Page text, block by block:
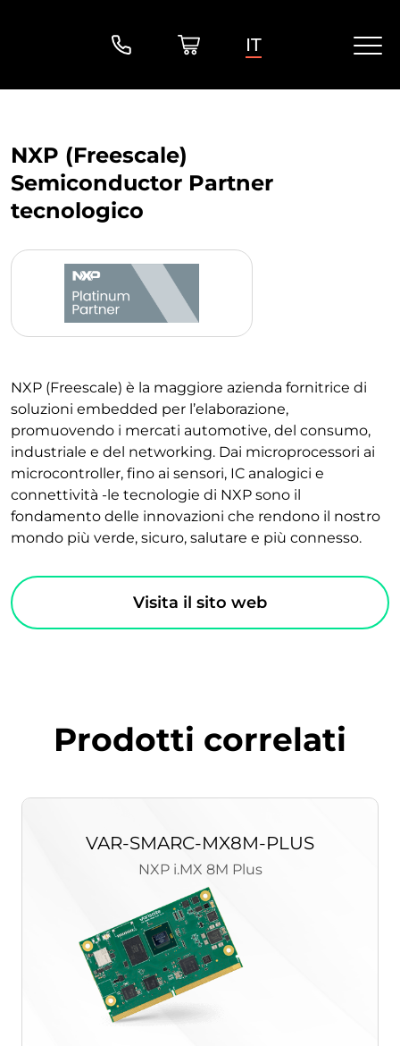
IT
NXP (Freescale)
Semiconductor Partner
tecnologico
NXP (Freescale) è la maggiore azienda fornitrice di
soluzioni embedded per l’elaborazione,
promuovendo i mercati automotive, del consumo,
industriale e del networking. Dai microprocessori ai
microcontroller, fino ai sensori, IC analogici e
connettività -le tecnologie di NXP sono il
fondamento delle innovazioni che rendono il nostro
mondo più verde, sicuro, salutare e più connesso.
Visita il sito web
Prodotti correlati
VAR-SMARC-MX8M-PLUS
NXP i.MX 8M Plus